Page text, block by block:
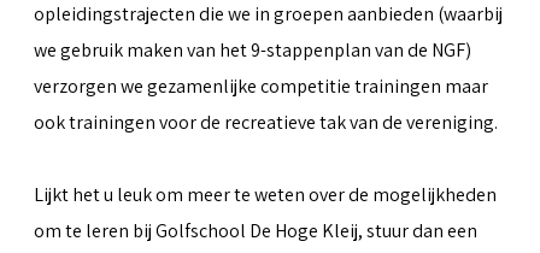
opleidingstrajecten die we in groepen aanbieden (waarbij
we gebruik maken van het 9-stappenplan van de NGF)
verzorgen we gezamenlijke competitie trainingen maar
ook trainingen voor de recreatieve tak van de vereniging.
Lijkt het u leuk om meer te weten over de mogelijkheden
om te leren bij Golfschool De Hoge Kleij, stuur dan een